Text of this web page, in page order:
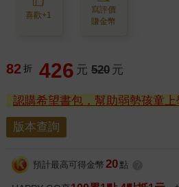
喜歡+1
寫評價
賺金幣
82 折 426 元 520 元
認購希望書包，幫助弱勢孩童上
版本查詢
預計最高可得金幣 20 點